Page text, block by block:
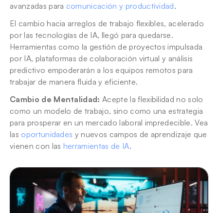
avanzadas para comunicación y productividad.
El cambio hacia arreglos de trabajo flexibles, acelerado
por las tecnologías de IA, llegó para quedarse.
Herramientas como la gestión de proyectos impulsada
por IA, plataformas de colaboración virtual y análisis
predictivo empoderarán a los equipos remotos para
trabajar de manera fluida y eficiente.
Cambio de Mentalidad: Acepte la flexibilidad no solo
como un modelo de trabajo, sino como una estrategia
para prosperar en un mercado laboral impredecible. Vea
las oportunidades y nuevos campos de aprendizaje que
vienen con las herramientas de IA.